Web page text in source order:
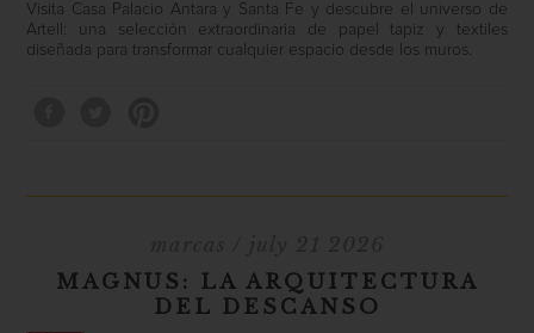
Visita Casa Palacio Antara y Santa Fe y descubre el universo de
Artell: una selección extraordinaria de papel tapiz y textiles
diseñada para transformar cualquier espacio desde los muros.
MAGNUS: LA ARQUITECTURA
DEL DESCANSO